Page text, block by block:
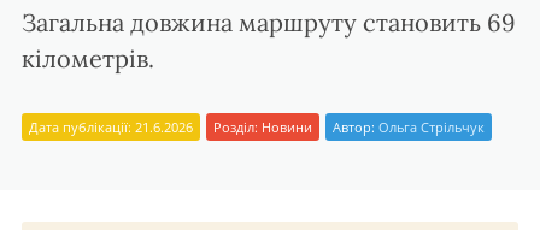
Загальна довжина маршруту становить 69
кілометрів.
Дата публікації: 21.6.2026 Розділ: Новини Автор: Ольга Стрільчук